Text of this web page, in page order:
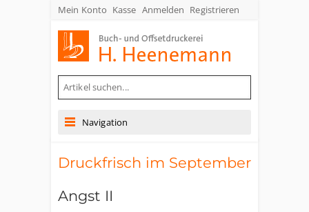
Mein Konto Kasse Anmelden Registrieren
Navigation
Druckfrisch im September
Angst II